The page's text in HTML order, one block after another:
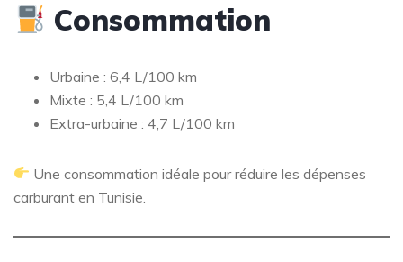
Consommation
Urbaine : 6,4 L/100 km
Mixte : 5,4 L/100 km
Extra-urbaine : 4,7 L/100 km
Une consommation idéale pour réduire les dépenses
carburant en Tunisie.